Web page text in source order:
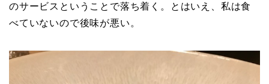
のサービスということで落ち着く。とはいえ、私は食
べていないので後味が悪い。